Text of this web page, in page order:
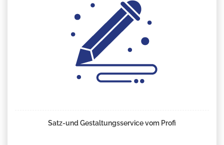
Satz-und Gestaltungsservice vom Profi